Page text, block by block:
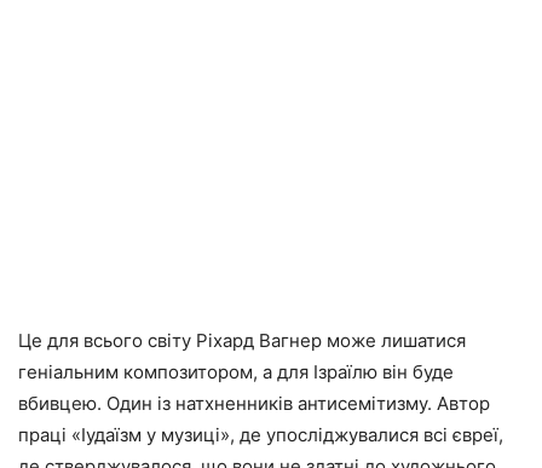
Це для всього світу Ріхард Вагнер може лишатися
геніальним композитором, а для Ізраїлю він буде
вбивцею. Один із натхненників антисемітизму. Автор
праці «Іудаїзм у музиці», де упосліджувалися всі євреї,